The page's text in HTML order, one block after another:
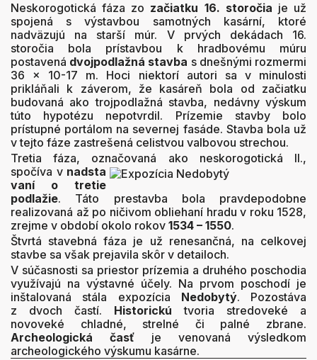
Neskorogotická fáza zo začiatku 16. storočia je už
spojená s výstavbou samotných kasární, ktoré
nadväzujú na starší múr. V prvých dekádach 16.
storočia bola prístavbou k hradbovému múru
postavená dvojpodlažná stavba s dnešnými rozmermi
36 x 10-17 m. Hoci niektorí autori sa v minulosti
prikláňali k záverom, že kasáreň bola od začiatku
budovaná ako trojpodlažná stavba, nedávny výskum
túto hypotézu nepotvrdil. Prízemie stavby bolo
prístupné portálom na severnej fasáde. Stavba bola už
v tejto fáze zastrešená celistvou valbovou strechou.
Tretia fáza, označovaná ako neskorogotická II.,
spočíva v nadsta
vaní o tretie
podlažie. Táto prestavba bola pravdepodobne
realizovaná až po ničivom obliehaní hradu v roku 1528,
zrejme v období okolo rokov 1534 – 1550.
Štvrtá stavebná fáza je už renesančná, na celkovej
stavbe sa však prejavila skôr v detailoch.
V súčasnosti sa priestor prízemia a druhého poschodia
využívajú na výstavné účely. Na prvom poschodí je
inštalovaná stála expozícia Nedobytý. Pozostáva
z dvoch častí. Historickú tvoria stredoveké a
novoveké chladné, strelné či palné zbrane.
Archeologická časť je venovaná výsledkom
archeologického výskumu kasárne.